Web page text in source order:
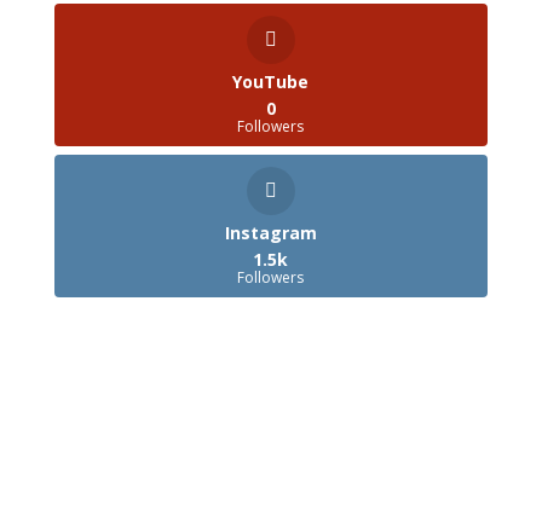
YouTube
0
Followers
Instagram
1.5k
Followers